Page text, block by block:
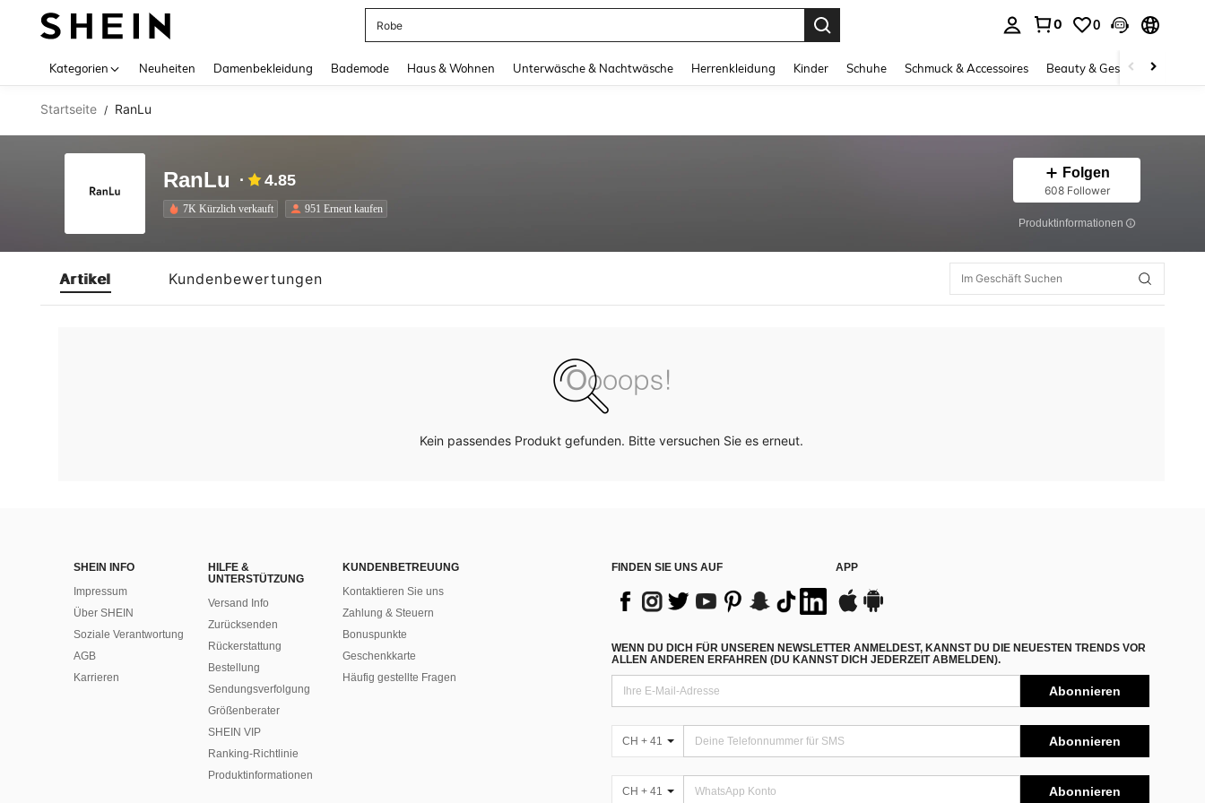
Robe
0 0
Kategorien Neuheiten Damenbekleidung Bademode Haus & Wohnen Unterwäsche & Nachtwäsche Herrenkleidung Kinder Schuhe Schmuck & Accessoires Beauty & Gesundheit
Startseite / RanLu
RanLu 4.85
7K Kürzlich verkauft 951 Erneut kaufen
Folgen
608 Follower
Produktinformationen
Artikel Kundenbewertungen
Kein passendes Produkt gefunden. Bitte versuchen Sie es erneut.
SHEIN INFO
Impressum
Über SHEIN
Soziale Verantwortung
AGB
Karrieren
HILFE &
UNTERSTÜTZUNG
Versand Info
Zurücksenden
Rückerstattung
Bestellung
Sendungsverfolgung
Größenberater
SHEIN VIP
Ranking-Richtlinie
​Produktinformationen
KUNDENBETREUUNG
Kontaktieren Sie uns
Zahlung & Steuern
Bonuspunkte
Geschenkkarte
Häufig gestellte Fragen
FINDEN SIE UNS AUF APP
WENN DU DICH FÜR UNSEREN NEWSLETTER ANMELDEST, KANNST DU DIE NEUESTEN TRENDS VOR
ALLEN ANDEREN ERFAHREN (DU KANNST DICH JEDERZEIT ABMELDEN).
Abonnieren
CH + 41 Abonnieren
CH + 41 Abonnieren